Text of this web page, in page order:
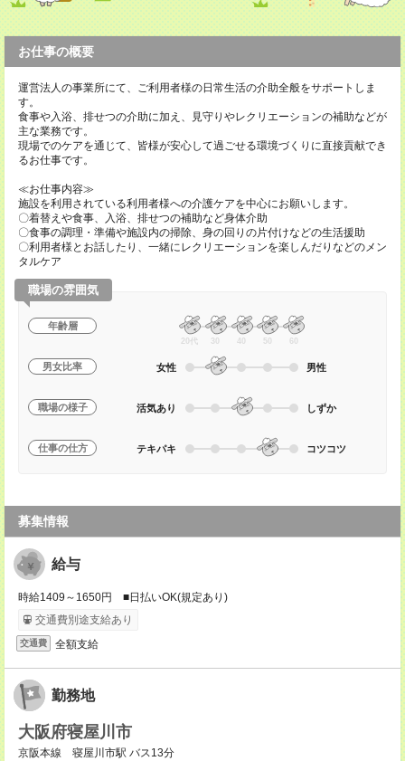
お仕事の概要
運営法人の事業所にて、ご利用者様の日常生活の介助全般をサポートしま
す。
食事や入浴、排せつの介助に加え、見守りやレクリエーションの補助などが
主な業務です。
現場でのケアを通じて、皆様が安心して過ごせる環境づくりに直接貢献でき
るお仕事です。
≪お仕事内容≫
施設を利用されている利用者様への介護ケアを中心にお願いします。
〇着替えや食事、入浴、排せつの補助など身体介助
〇食事の調理・準備や施設内の掃除、身の回りの片付けなどの生活援助
〇利用者様とお話したり、一緒にレクリエーションを楽しんだりなどのメン
タルケア
職場の雰囲気
年齢層
20代 30 40 50 60
男女比率 女性 男性
職場の様子 活気あり しずか
仕事の仕方 テキパキ コツコツ
募集情報
給与
時給1409～1650円 ■日払いOK(規定あり)
交通費別途支給あり
交通費 全額支給
勤務地
大阪府寝屋川市
京阪本線 寝屋川市駅 バス13分